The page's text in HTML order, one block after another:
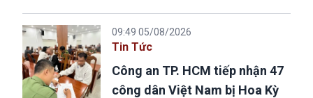
09:49 05/08/2026
Tin Tức
Công an TP. HCM tiếp nhận 47
công dân Việt Nam bị Hoa Kỳ